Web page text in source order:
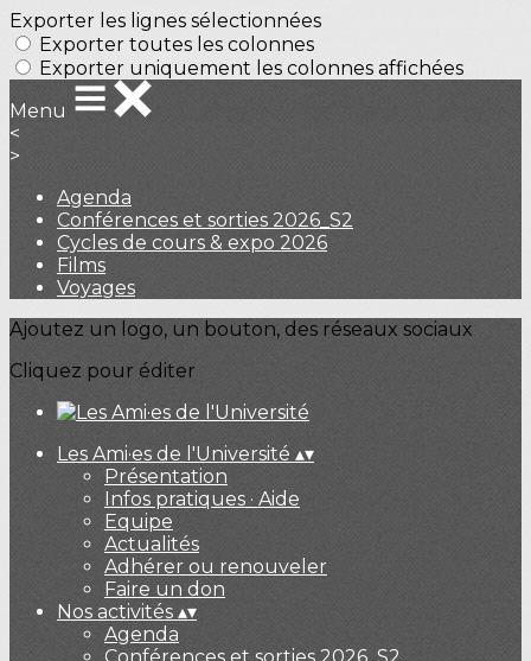
Exporter les lignes sélectionnées
Exporter toutes les colonnes
Exporter uniquement les colonnes affichées
Menu
<
>
Agenda
Conférences et sorties 2026_S2
Cycles de cours & expo 2026
Films
Voyages
Ajoutez un logo, un bouton, des réseaux sociaux
Cliquez pour éditer
Les Ami·es de l'Université ▴▾
Présentation
Infos pratiques · Aide
Equipe
Actualités
Adhérer ou renouveler
Faire un don
Nos activités ▴▾
Agenda